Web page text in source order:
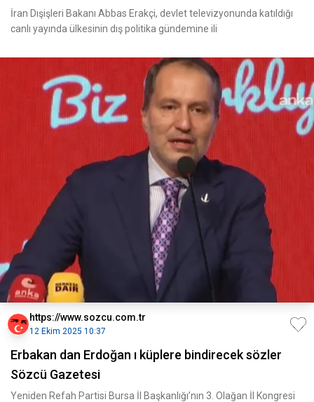
İran Dışişleri Bakanı Abbas Erakçi, devlet televizyonunda katıldığı
canlı yayında ülkesinin dış politika gündemine ili
https://www.sozcu.com.tr
12 Ekim 2025 10:37
Erbakan dan Erdoğan ı küplere bindirecek sözler
Sözcü Gazetesi
Yeniden Refah Partisi Bursa İl Başkanlığı’nın 3. Olağan İl Kongresi